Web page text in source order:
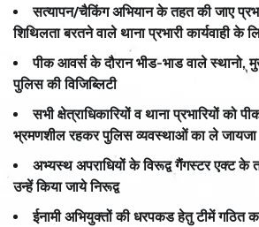
सत्यापन/चैकिंग अभियान के तहत की जाए
शिथिलता बरतने वाले थाना प्रभारी कार्यवाही के
पीक आवर्स के दौरान भीड-भाड वाले स्थानो,
पुलिस की विजिब्लिटी
सभी क्षेत्राधिकारियों व थाना प्रभारियों को
भ्रमणशील रहकर पुलिस व्यवस्थाओं का ले जायजा
अभ्यस्थ अपराधियों के विरूद्व गैंगस्टर एक्ट के
उन्हें किया जाये निरूद्व
ईनामी अभियुक्तों की धरपकड हेतु टीमें गठित